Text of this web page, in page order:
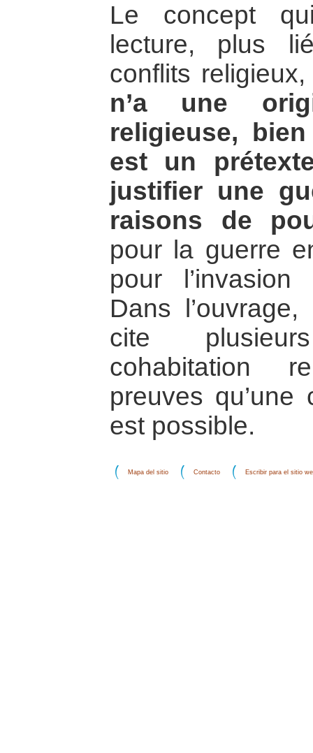
Le concept
lecture, plus
conflits religieux,
n’a une
religieuse,
est un
justifier une
raisons de
pour la guerre
pour
Dans
cite
cohabitation
preuves qu’une
est possible.
Mapa del sitio Contacto Escribir para el sitio